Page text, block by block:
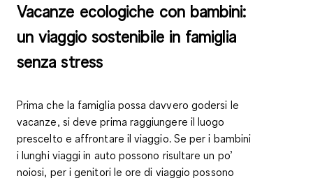
Vacanze ecologiche con bambini:
un viaggio sostenibile in famiglia
senza stress
Prima che la famiglia possa davvero godersi le
vacanze, si deve prima raggiungere il luogo
prescelto e affrontare il viaggio. Se per i bambini
i lunghi viaggi in auto possono risultare un po’
noiosi, per i genitori le ore di viaggio possono